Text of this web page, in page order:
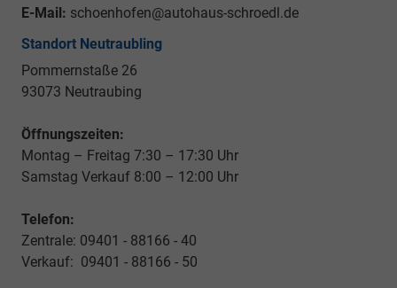
E-Mail: schoenhofen@autohaus-schroedl.de
Standort Neutraubling
Pommernstaße 26
93073 Neutraubing
Öffnungszeiten:
Montag – Freitag 7:30 – 17:30 Uhr
Samstag Verkauf 8:00 – 12:00 Uhr
Telefon:
Zentrale: 09401 - 88166 - 40
Verkauf: 09401 - 88166 - 50